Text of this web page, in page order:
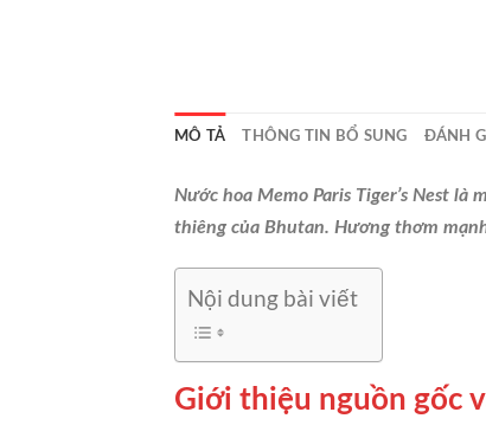
MÔ TẢ THÔNG TIN BỔ SUNG ĐÁNH
Nước hoa Memo Paris Tiger’s Nest
thiêng của Bhutan. Hương thơm
Nội dung bài viết
Giới thiệu nguồn gốc